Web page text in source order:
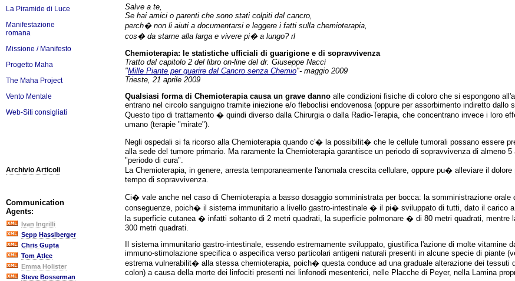
La Piramide di Luce
Manifestazione
romana
Missione / Manifesto
Progetto Maha
The Maha Project
Vento Mentale
Web-Siti consigliati
Archivio Articoli
Communication
Agents:
Ivan Ingrilli
Sepp Hasslberger
Chris Gupta
Tom Atlee
Emma Holister
Steve Bosserman
Salve a te,
Se hai amici o parenti che sono stati colpiti dal cancro,
perch� non li aiuti a documentarsi e leggere i fatti sulla chemioterapia,
cos� da starne alla larga e vivere pi� a lungo? rl
Chemioterapia: le statistiche ufficiali di guarigione e di sopravvivenza
Tratto dal capitolo 2 del libro on-line del dr. Giuseppe Nacci
"Mille Piante per guarire dal Cancro senza Chemio"- maggio 2009
Trieste, 21 aprile 2009
Qualsiasi forma di Chemioterapia causa un grave danno alle condizioni fisiche di coloro che si espongono
entrano nel circolo sanguigno tramite iniezione e/o fleboclisi endovenosa (oppure per assorbimento indiretto dallo
Questo tipo di trattamento � quindi diverso dalla Chirurgia o dalla Radio-Terapia, che concentrano invece i loro
umano (terapie "mirate").
Negli ospedali si fa ricorso alla Chemioterapia quando c'� la possibilit� che le cellule tumorali possano essere
alla sede del tumore primario. Ma raramente la Chemioterapia garantisce un periodo di sopravvivenza di almeno
"periodo di cura".
La Chemioterapia, in genere, arresta temporaneamente l'anomala crescita cellulare, oppure pu� alleviare il
tempo di sopravvivenza.
Ci� vale anche nel caso di Chemioterapia a basso dosaggio somministrata per bocca: la somministrazione orale
conseguenze, poich� il sistema immunitario a livello gastro-intestinale � il pi� sviluppato di tutti, dato il carico
la superficie cutanea � infatti soltanto di 2 metri quadrati, la superficie polmonare � di 80 metri quadrati, mentre
300 metri quadrati.
Il sistema immunitario gastro-intestinale, essendo estremamente sviluppato, giustifica l'azione di molte vitamine
immuno-stimolazione specifica o aspecifica verso particolari antigeni naturali presenti in alcune specie di piante
estrema vulnerabilit� alla stessa chemioterapia, poich� questa conduce ad una graduale alterazione dei tessuti
colon) a causa della morte dei linfociti presenti nei linfonodi mesenterici, nelle Placche di Peyer, nella Lamina